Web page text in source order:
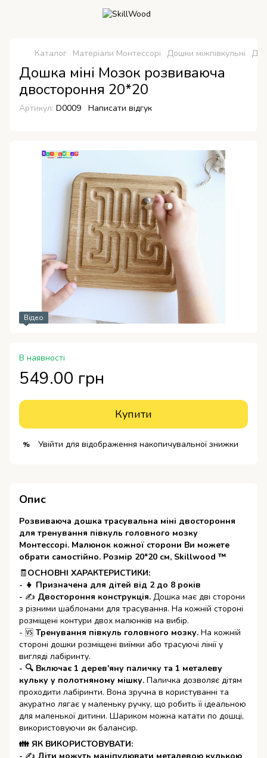
Каталог Матеріали Монтессорі Дошки міжпівкульні
Дошка міні Мозок розвиваюча
двостороння 20*20
Артикул: D0009 Написати відгук
Відео
В наявності
549.00 грн
Купити
% Увійти для відображення накопичувальної знижки
Опис
Розвиваюча дошка трасувальна міні двостороння
для тренування півкуль головного мозку
Монтессорі. Малюнок кожної сторони Ви можете
обрати самостійно. Розмір 20*20 см, Skillwood ™
🧾ОСНОВНІ ХАРАКТЕРИСТИКИ:
- 👧 Призначена для дітей від 2 до 8 років
- ✍ Двостороння конструкція. Дошка має дві сторони
з різними шаблонами для трасування. На кожній стороні
розміщені контури двох малюнків на вибір.
- 🆚 Тренування півкуль головного мозку. На кожній
стороні дошки розміщені виїмки або трасуючі лінії у
вигляді лабіринту.
- 🔍 Включає 1 дерев'яну паличку та 1 металеву
кульку у полотняному мішку. Паличка дозволяє дітям
проходити лабіринти. Вона зручна в користуванні та
акуратно лягає у маленьку ручку, що робить її ідеальною
для маленької дитини. Шариком можна катати по дошці,
використовуючи як балансир.
👪 ЯК ВИКОРИСТОВУВАТИ: